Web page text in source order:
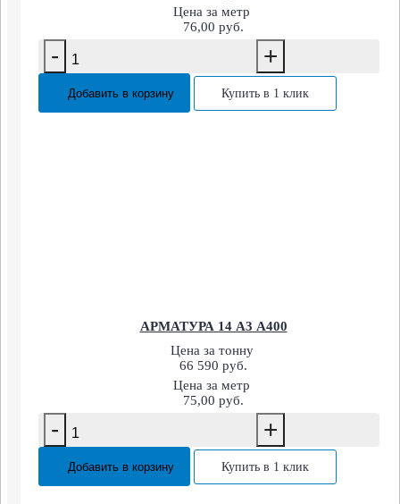
Цена за метр
76,00 руб.
- +
Добавить в корзину Купить в 1 клик
АРМАТУРА 14 А3 А400
Цена за тонну
66 590 руб.
Цена за метр
75,00 руб.
- +
Добавить в корзину Купить в 1 клик